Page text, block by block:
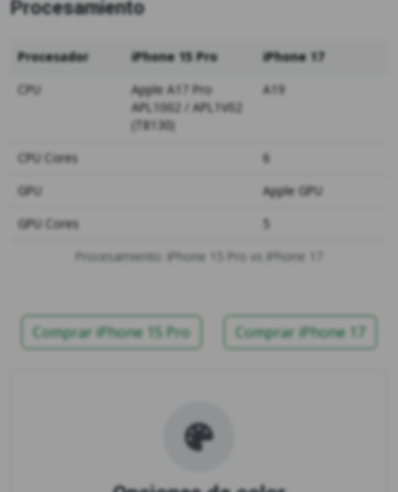
Procesamiento
Procesamiento: iPhone 15 Pro vs iPhone 17
Procesador iPhone 15 Pro
iPhone 17
CPU
Apple A17 Pro
APL1002 / APL1V02
(T8130)
A19
CPU Cores
6
GPU
Apple GPU
GPU Cores
5
Comprar iPhone 15 Pro Comprar iPhone 17